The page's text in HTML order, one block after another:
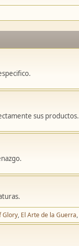
sus productos.
Glory El Arte de la Guerra